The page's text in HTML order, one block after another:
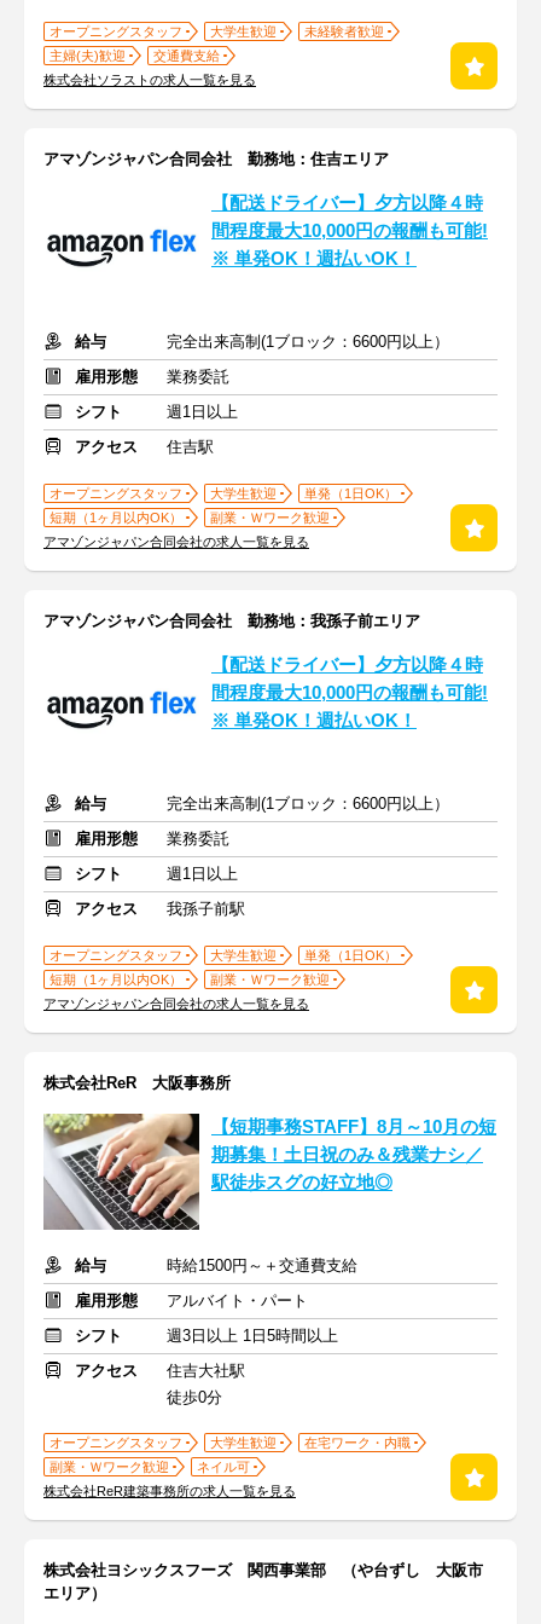
オープニングスタッフ 大学生歓迎
未経験者歓迎
主婦(夫)歓迎
交通費支給
株式会社ソラストの求人一覧を見る
アマゾンジャパン合同会社 勤務地：住吉エリア
【配送ドライバー】夕方以降４時
間程度最大10,000円の報酬も可能!
※ 単発OK！週払いOK！
給与
完全出来高制(1ブロック：6600円以上）
雇用形態
業務委託
シフト
週1日以上
アクセス
住吉駅
オープニングスタッフ 大学生歓迎
単発（1日OK）
短期（1ヶ月以内OK）
副業・Ｗワーク歓迎
アマゾンジャパン合同会社の求人一覧を見る
アマゾンジャパン合同会社 勤務地：我孫子前エリア
【配送ドライバー】夕方以降４時
間程度最大10,000円の報酬も可能!
※ 単発OK！週払いOK！
給与
完全出来高制(1ブロック：6600円以上）
雇用形態
業務委託
シフト
週1日以上
アクセス
我孫子前駅
オープニングスタッフ 大学生歓迎
単発（1日OK）
短期（1ヶ月以内OK）
副業・Ｗワーク歓迎
アマゾンジャパン合同会社の求人一覧を見る
株式会社ReR 大阪事務所
【短期事務STAFF】8月～10月の短
期募集！土日祝のみ＆残業ナシ／
駅徒歩スグの好立地◎
給与
時給1500円～＋交通費支給
雇用形態
アルバイト・パート
シフト
週3日以上 1日5時間以上
アクセス
住吉大社駅
徒歩0分
オープニングスタッフ 大学生歓迎
在宅ワーク・内職
副業・Ｗワーク歓迎
ネイル可
株式会社ReR建築事務所の求人一覧を見る
株式会社ヨシックスフーズ 関西事業部 （や台ずし 大阪市
エリア）